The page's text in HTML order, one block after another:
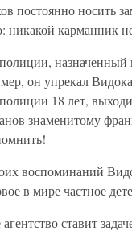
постоянно носить
никакой карманник
назначенный
он упрекал
18 лет,
знаменитому
воспоминаний
в мире частное
ставит